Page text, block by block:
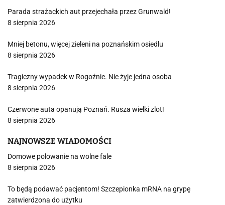
Parada strażackich aut przejechała przez Grunwald!
8 sierpnia 2026
Mniej betonu, więcej zieleni na poznańskim osiedlu
8 sierpnia 2026
Tragiczny wypadek w Rogoźnie. Nie żyje jedna osoba
8 sierpnia 2026
Czerwone auta opanują Poznań. Rusza wielki zlot!
8 sierpnia 2026
NAJNOWSZE WIADOMOŚCI
Domowe polowanie na wolne fale
8 sierpnia 2026
To będą podawać pacjentom! Szczepionka mRNA na grypę
zatwierdzona do użytku